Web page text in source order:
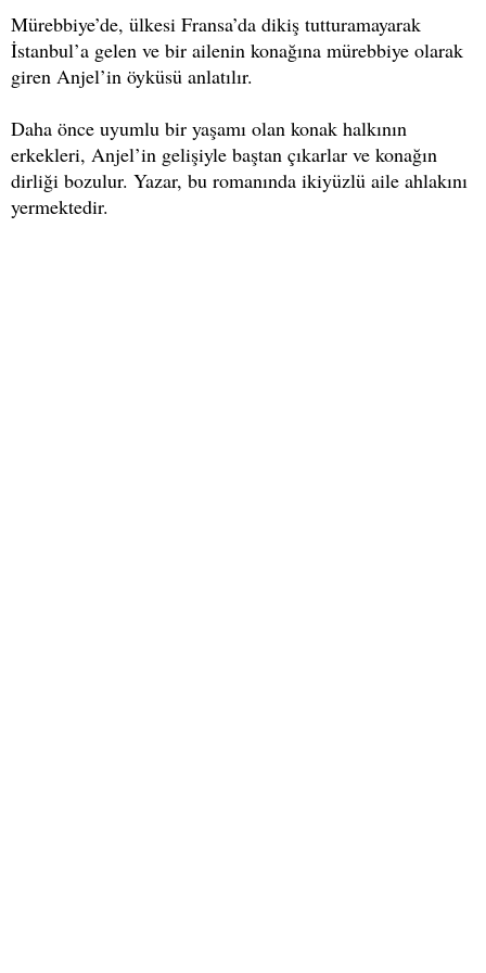
Mürebbiye’de, ülkesi Fransa’da dikiş tutturamayarak
İstanbul’a gelen ve bir ailenin konağına mürebbiye olarak
giren Anjel’in öyküsü anlatılır.
Daha önce uyumlu bir yaşamı olan konak halkının
erkekleri, Anjel’in gelişiyle baştan çıkarlar ve konağın
dirliği bozulur. Yazar, bu romanında ikiyüzlü aile ahlakını
yermektedir.